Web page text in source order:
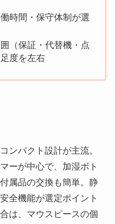
時間・保守体制が選
（保証・代替機・点
度を左右
ンパクト設計が主流。
ーが中心で、加湿ボト
属品の交換も簡単。静
全機能が選定ポイント
は、マウスピースの個